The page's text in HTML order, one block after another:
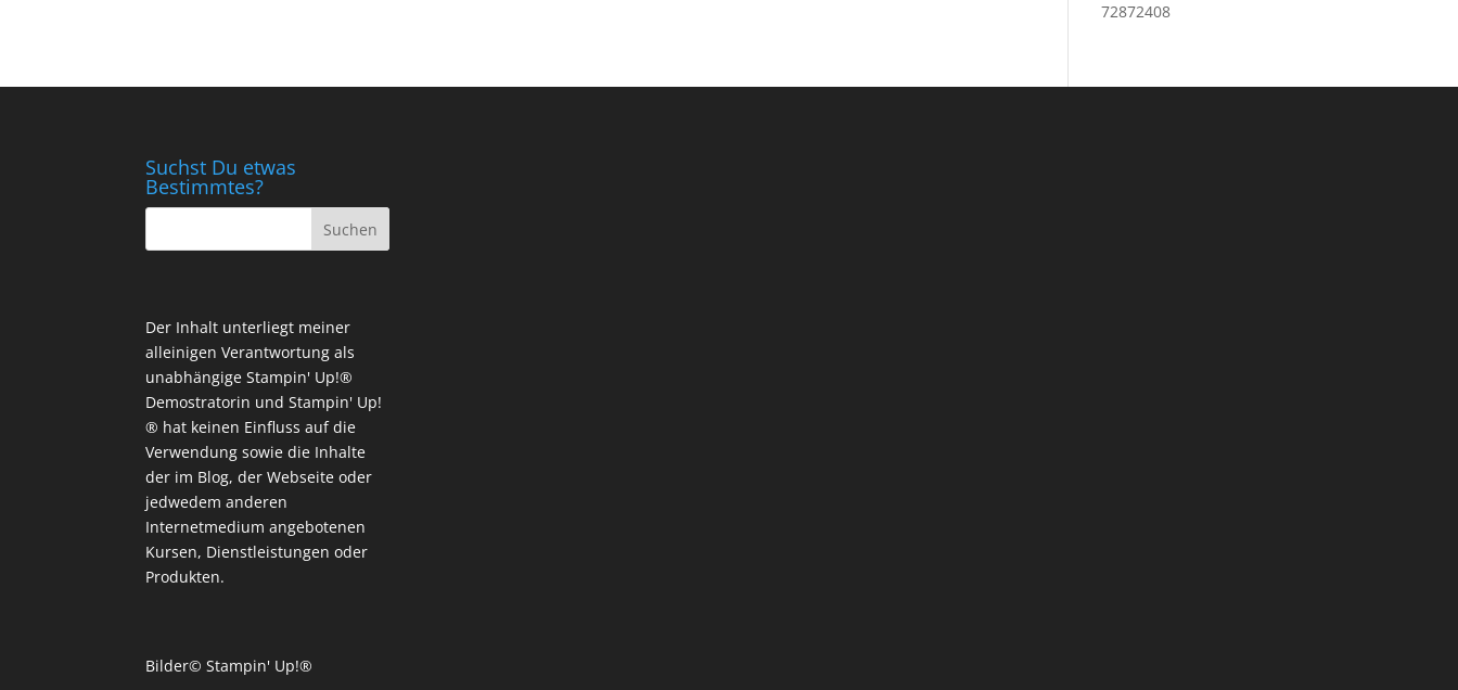
72872408
Suchst Du etwas
Bestimmtes?
Der Inhalt unterliegt meiner
alleinigen Verantwortung als
unabhängige Stampin' Up!®
Demostratorin und Stampin' Up!
® hat keinen Einfluss auf die
Verwendung sowie die Inhalte
der im Blog, der Webseite oder
jedwedem anderen
Internetmedium angebotenen
Kursen, Dienstleistungen oder
Produkten.
Bilder© Stampin' Up!®